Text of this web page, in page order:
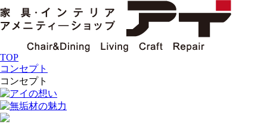
TOP
コンセプト
コンセプト
アイの想い
無垢材の魅力